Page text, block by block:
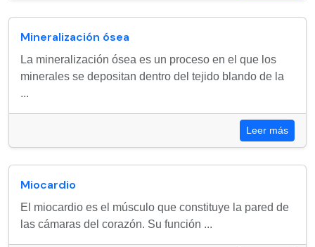
Mineralización ósea
La mineralización ósea es un proceso en el que los
minerales se depositan dentro del tejido blando de la
...
Leer más
Miocardio
El miocardio es el músculo que constituye la pared de
las cámaras del corazón. Su función ...